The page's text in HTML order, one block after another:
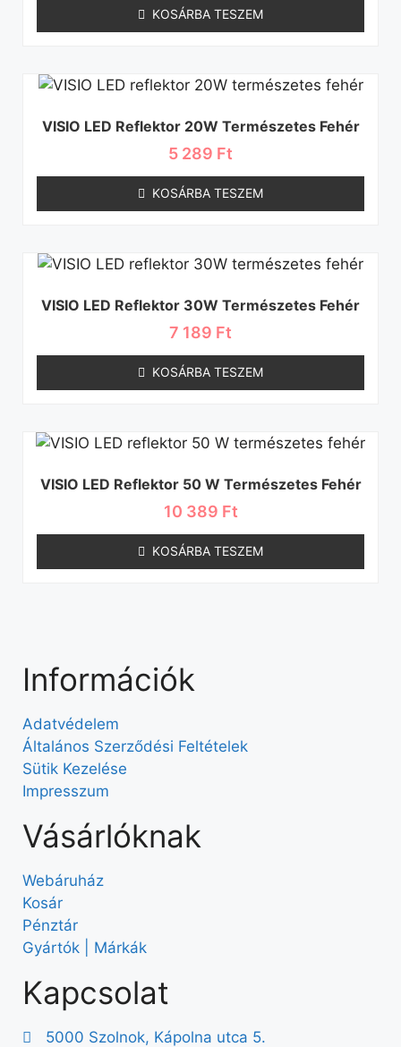
KOSÁRBA TESZEM
VISIO LED Reflektor 20W Természetes Fehér
5 289 Ft
KOSÁRBA TESZEM
VISIO LED Reflektor 30W Természetes Fehér
7 189 Ft
KOSÁRBA TESZEM
VISIO LED Reflektor 50 W Természetes Fehér
10 389 Ft
KOSÁRBA TESZEM
Információk
Adatvédelem
Általános Szerződési Feltételek
Sütik Kezelése
Impresszum
Vásárlóknak
Webáruház
Kosár
Pénztár
Gyártók | Márkák
Kapcsolat
5000 Szolnok, Kápolna utca 5.